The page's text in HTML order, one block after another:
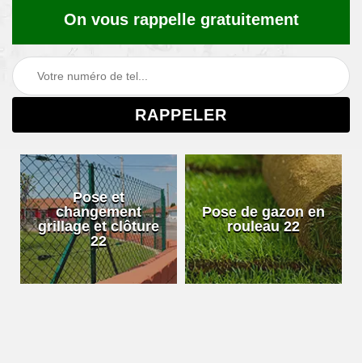
On vous rappelle gratuitement
Pose et
et clôture
22
Pose de gazon en
rouleau 22